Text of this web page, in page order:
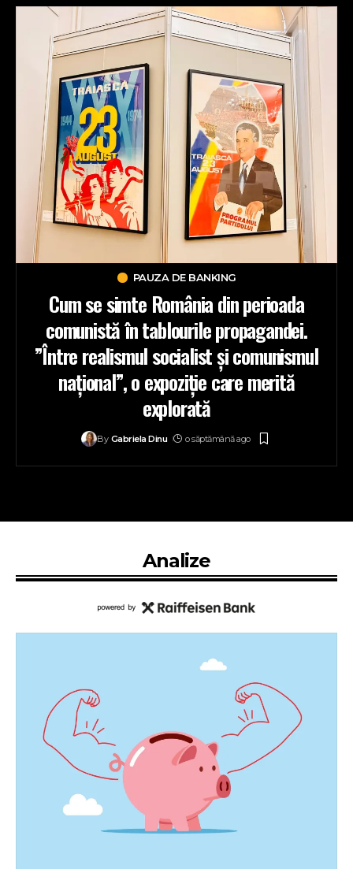
PAUZA DE BANKING
Cum se simte România din perioada
comunistă în tablourile propagandei.
”Între realismul socialist și comunismul
național”, o expoziție care merită
explorată
By Gabriela Dinu o săptămână ago
Analize